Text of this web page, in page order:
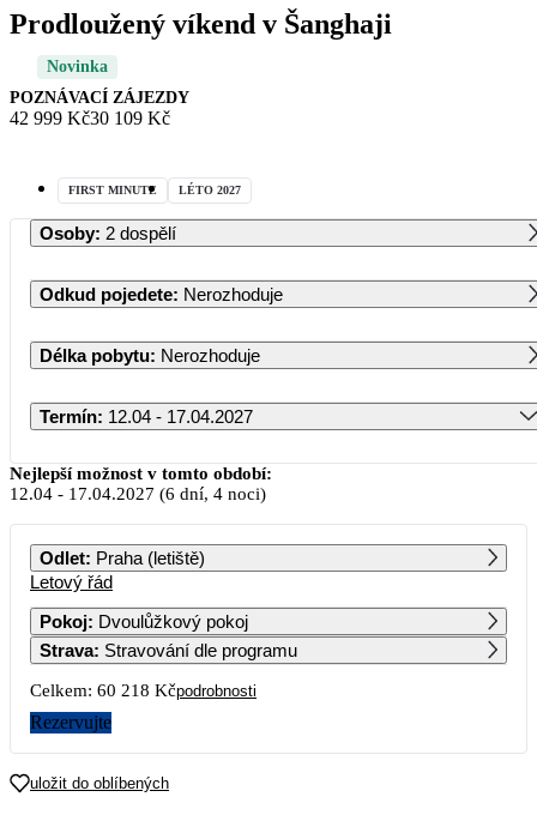
Prodloužený víkend v Šanghaji
Novinka
POZNÁVACÍ ZÁJEZDY
42 999 Kč30 109 Kč
FIRST MINUTE LÉTO 2027
Osoby: 2 dospělí
Odkud pojedete: Nerozhoduje
Délka pobytu: Nerozhoduje
Termín: 12.04 - 17.04.2027
Duben 2027
PO ÚT ST ČT PÁ SO NE
5 6 7 8
19
Nejlepší možnost v tomto období:
12.04 - 17.04.2027 (6 dní, 4 noci)
Odlet: Praha (letiště)
Letový řád
Pokoj: Dvoulůžkový pokoj
Strava: Stravování dle programu
Celkem: 60 218 Kčpodrobnosti
Rezervujte
uložit do oblíbených